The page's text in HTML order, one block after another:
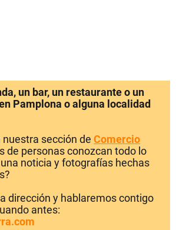
un bar, un restaurante o un
Pamplona o alguna localidad
nuestra sección de Comercio
de personas conozcan todo lo
noticia y fotografías hechas
dirección y hablaremos contigo
antes: